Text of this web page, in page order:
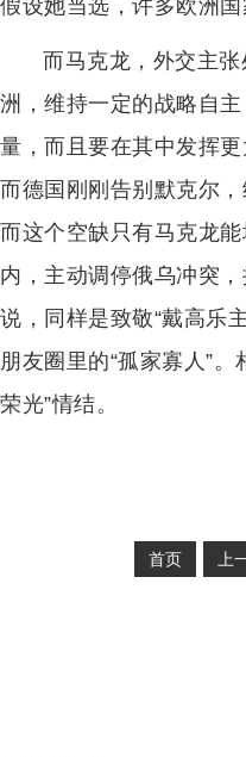
假设她当选，许多欧洲国
而马克龙，外交主
洲，维持一定的战略自
量，而且要在其中发挥
而德国刚刚告别默克尔
而这个空缺只有马克龙
内，主动调停俄乌冲突
说，同样是致敬“戴高乐
朋友圈里的“孤家寡人”
荣光”情结。
首页 上